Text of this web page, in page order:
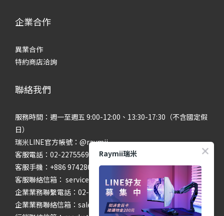
企業合作
異業合作
特約商店洽詢
聯絡我們
服務時間：週一至週五 9:00-12:00、13:30-17:30（不含國定假
日）
瑞米LINE官方帳號：@raymii
客服電話：02-22755699 #201 #202
客服手機：+886 974286654
客服聯絡信箱： service@raymii.com
企業業務聯繫電話：02-22755699 #302
企業業務聯絡信箱：sales@raymii.com
Raymii瑞米